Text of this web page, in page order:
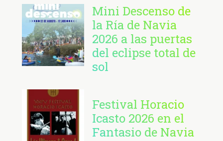
Mini Descenso de
la Ría de Navia
2026 a las puertas
del eclipse total de
sol
Festival Horacio
Icasto 2026 en el
Fantasio de Navia